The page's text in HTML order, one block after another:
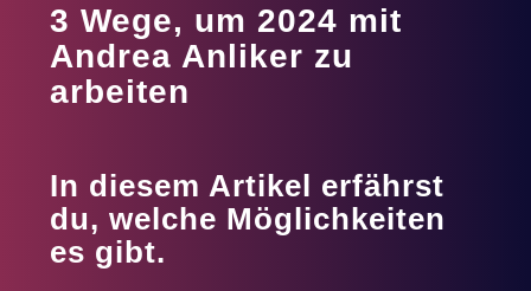
3 Wege, um 2024 mit
Andrea Anliker zu
arbeiten
In diesem Artikel erfährst
du, welche Möglichkeiten
es gibt.